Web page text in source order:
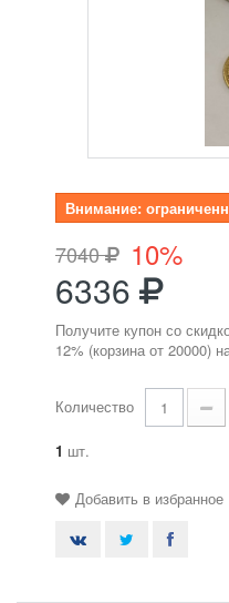
Внимание:
7040 10%
6336
Получите купон со
12% (корзина от 20000)
Количество
1 шт.
Добавить в избранное